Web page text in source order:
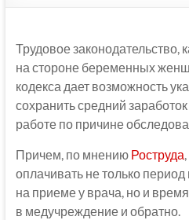
Трудовое законодательство,
на стороне беременных
кодекса дает возможность
сохранить средний
работе по причине
Причем, по мнению Роструда
оплачивать не только
на приеме у врача, но и
в медучреждение и обратно.